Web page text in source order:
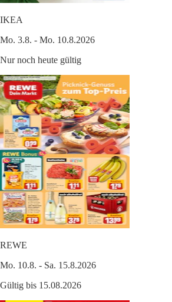
IKEA
Mo. 3.8. - Mo. 10.8.2026
Nur noch heute gültig
REWE
Mo. 10.8. - Sa. 15.8.2026
Gültig bis 15.08.2026